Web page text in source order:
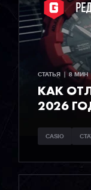
СТАТЬЯ  |  8 МИН
КАК
2026
CASIO